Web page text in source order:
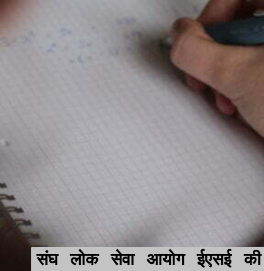
संघ लोक सेवा आयोग ईएसई की
संघ लोक सेवा आयोग ईएसई की